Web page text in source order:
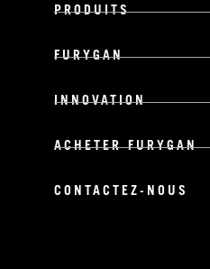
PRODUITS
FURYGAN
INNOVATION
ACHETER FURYGAN
CONTACTEZ-NOUS